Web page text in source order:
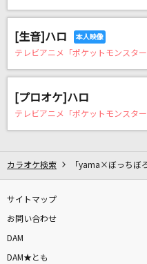
毎日(ビデオクリップバ
[生音]水平線
back number
[生音]TSUNAMI
サザンオールスターズ
VOY@GER
女々しくて
ゴールデンボンバー
[生音]ハロ
テレビアニメ「ポケットモンスタ
[プロオケ]ハロ
テレビアニメ「ポケットモンスタ
カラオケ検索 「yama×ぼっちぼ
サイトマップ
お問い合わせ
DAM
DAM★とも